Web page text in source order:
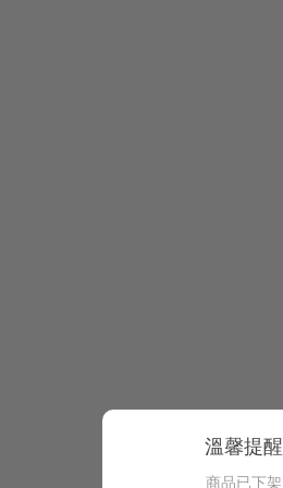
溫馨提醒
商品已下架